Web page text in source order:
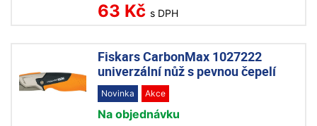
63 Kč s DPH
Fiskars CarbonMax 1027222
univerzální nůž s pevnou čepelí
Novinka Akce
Na objednávku